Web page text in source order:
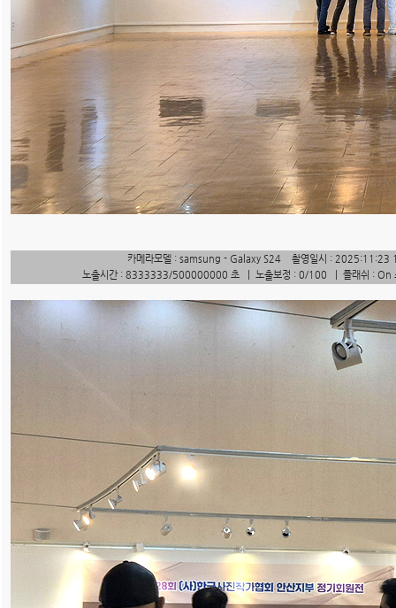
카메라모델 : samsung - Galaxy S24 촬영일시 :
노출시간 : 8333333/500000000 초 | 노출보정 : 0/100 | 플래쉬 : On